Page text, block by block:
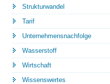
Strukturwandel
Tarif
Unternehmensnachfolge
Wasserstoff
Wirtschaft
Wissenswertes